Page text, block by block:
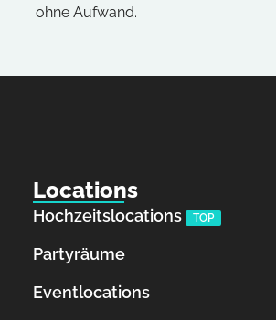
ohne Aufwand.
Locations
Hochzeitslocations TOP
Partyräume
Eventlocations